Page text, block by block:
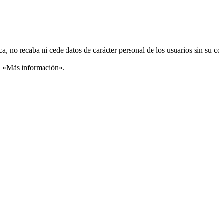
recaba ni cede datos de carácter personal de los usuarios sin su
«Más información».